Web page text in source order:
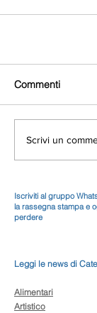
Commenti
Scrivi un
Iscriviti al gruppo
la rassegna stampa e
perdere
Leggi le news di
Alimentari
Artistico